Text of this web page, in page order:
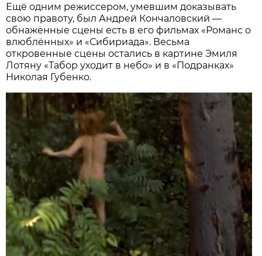
Ещё одним режиссером, умевшим доказывать
свою правоту, был Андрей Кончаловский —
обнажённые сцены есть в его фильмах «Романс о
влюблённых» и «Сибириада». Весьма
откровенные сцены остались в картине Эмиля
Лотяну «Табор уходит в небо» и в «Подранках»
Николая Губенко.